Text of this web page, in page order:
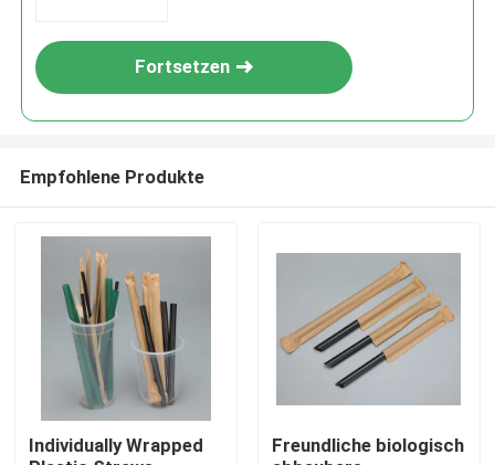
Fortsetzen
Empfohlene Produkte
Individually Wrapped
Freundliche biologisch